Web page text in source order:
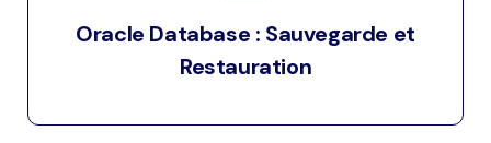
Oracle Database : Sauvegarde et
Restauration